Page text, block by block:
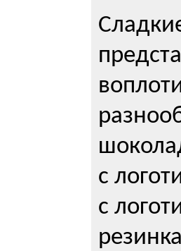
с
с